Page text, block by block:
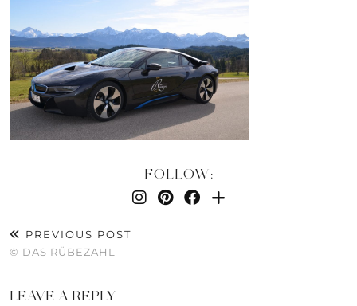
FOLLOW:
PREVIOUS POST
© DAS RÜBEZAHL
LEAVE A REPLY